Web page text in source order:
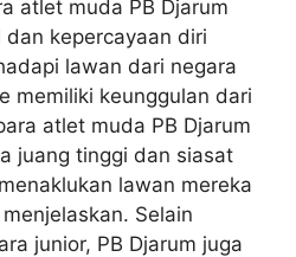
atlet muda PB Djarum
kepercayaan diri
lawan dari negara
memiliki keunggulan dari
atlet muda PB Djarum
juang tinggi dan siasat
lawan mereka
Selain
junior, PB Djarum juga